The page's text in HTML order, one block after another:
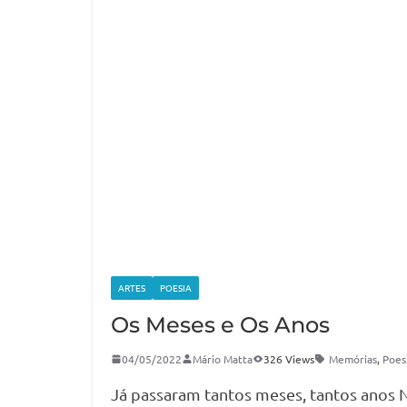
ARTES POESIA
Os Meses e Os Anos
04/05/2022 Mário Matta 326 Views Memórias,
Já passaram tantos meses, tantos